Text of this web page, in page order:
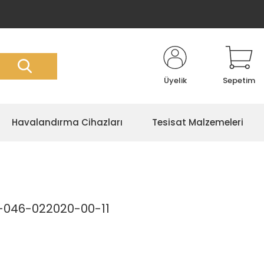
Üyelik Sepetim
Havalandırma Cihazları Tesisat Malzemeleri
046-022020-00-11